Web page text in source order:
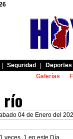
Seguridad Deportes
Galerías
río
04 de Enero del